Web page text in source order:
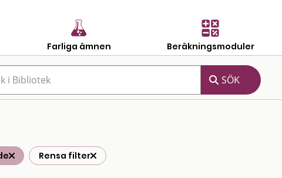
Farliga ämnen Beräkningsmoduler
Rensa filter